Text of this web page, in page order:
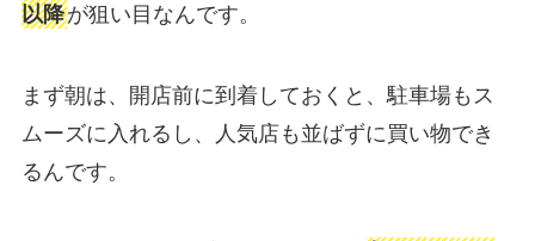
以降が狙い目なんです。
まず朝は、開店前に到着しておくと、駐車場もス
ムーズに入れるし、人気店も並ばずに買い物でき
るんです。